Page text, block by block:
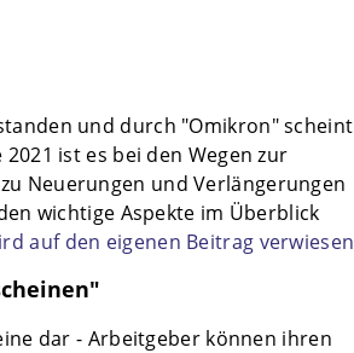
und durch "Omikron" scheint
ist es bei den Wegen zur
Neuerungen und Verlängerungen
wichtige Aspekte im Überblick
auf den eigenen Beitrag verwiesen
dar - Arbeitgeber können ihren